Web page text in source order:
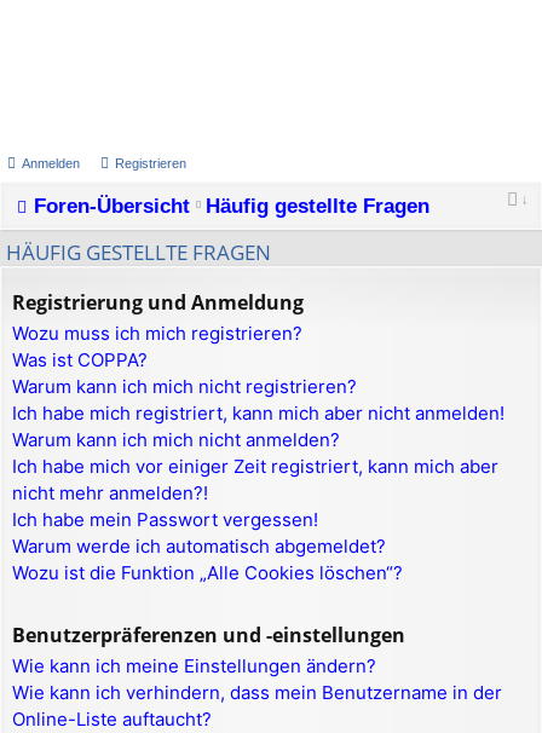
Anmelden Registrieren
Foren-Übersicht Häufig gestellte Fragen
HÄUFIG GESTELLTE FRAGEN
Registrierung und Anmeldung
Wozu muss ich mich registrieren?
Was ist COPPA?
Warum kann ich mich nicht registrieren?
Ich habe mich registriert, kann mich aber nicht anmelden!
Warum kann ich mich nicht anmelden?
Ich habe mich vor einiger Zeit registriert, kann mich aber
nicht mehr anmelden?!
Ich habe mein Passwort vergessen!
Warum werde ich automatisch abgemeldet?
Wozu ist die Funktion „Alle Cookies löschen“?
Benutzerpräferenzen und -einstellungen
Wie kann ich meine Einstellungen ändern?
Wie kann ich verhindern, dass mein Benutzername in der
Online-Liste auftaucht?